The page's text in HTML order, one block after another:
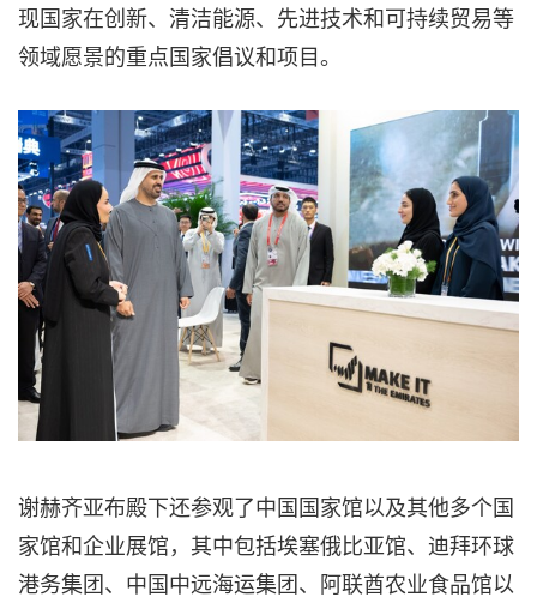
现国家在创新、清洁能源、先进技术和可持续贸易等
领域愿景的重点国家倡议和项目。
谢赫齐亚布殿下还参观了中国国家馆以及其他多个国
家馆和企业展馆，其中包括埃塞俄比亚馆、迪拜环球
港务集团、中国中远海运集团、阿联酋农业食品馆以